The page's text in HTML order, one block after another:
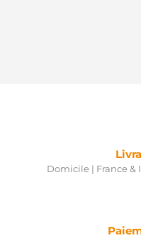
Domicile | France &